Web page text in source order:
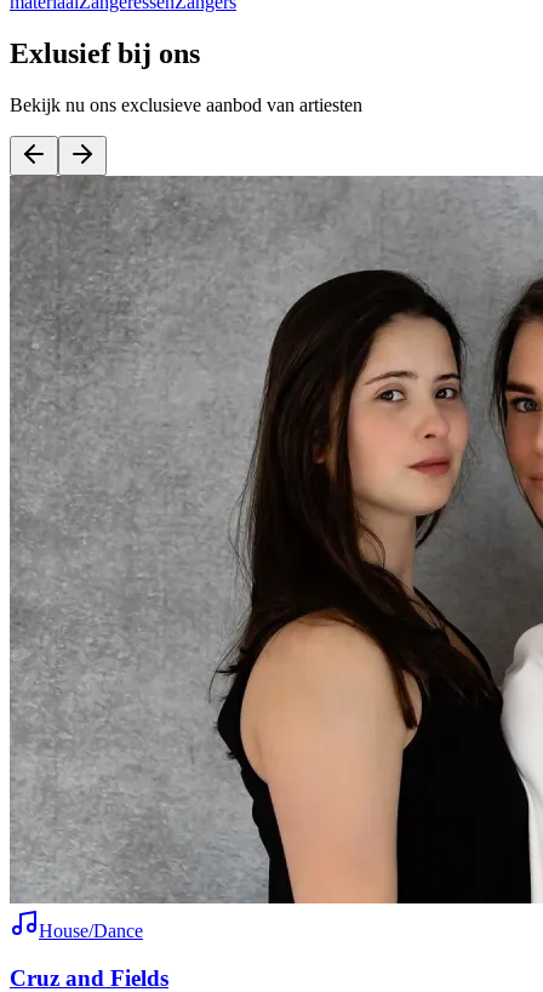
Exlusief bij ons
Bekijk nu ons exclusieve aanbod van artiesten
House/Dance
Cruz and Fields